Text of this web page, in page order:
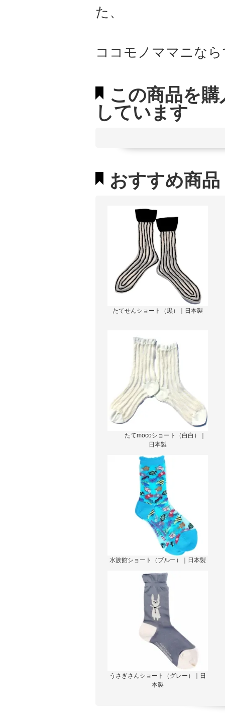
た、
ココモノママニな
この商品を
しています
おすすめ商品
たてせんショート（黒）｜日本製
たてmocoショート（白白）｜
日本製
水族館ショート（ブルー）｜日本製
うさぎさんショート（グレー）｜日
本製